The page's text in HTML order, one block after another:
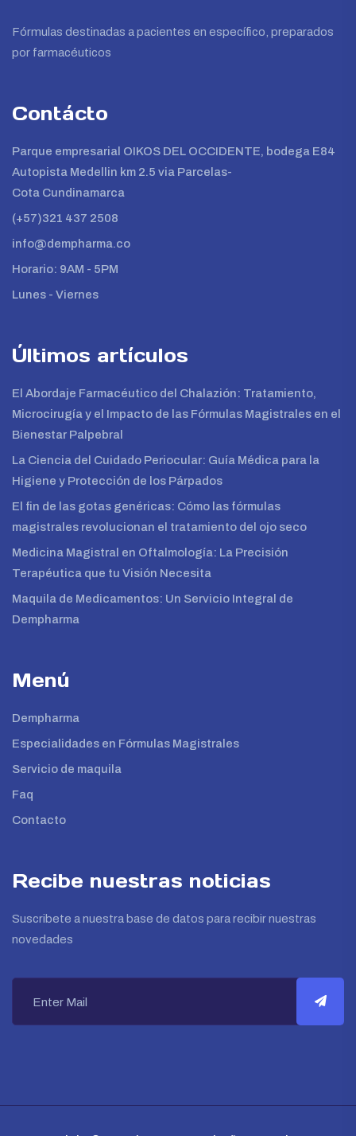
Fórmulas destinadas a pacientes en específico, preparados
por farmacéuticos
Contácto
Parque empresarial OIKOS DEL OCCIDENTE, bodega E84
Autopista Medellin km 2.5 via Parcelas-
Cota Cundinamarca
(+57)321 437 2508
info@dempharma.co
Horario: 9AM - 5PM
Lunes - Viernes
Últimos artículos
El Abordaje Farmacéutico del Chalazión: Tratamiento,
Microcirugía y el Impacto de las Fórmulas Magistrales en el
Bienestar Palpebral
La Ciencia del Cuidado Periocular: Guía Médica para la
Higiene y Protección de los Párpados
El fin de las gotas genéricas: Cómo las fórmulas
magistrales revolucionan el tratamiento del ojo seco
Medicina Magistral en Oftalmología: La Precisión
Terapéutica que tu Visión Necesita
Maquila de Medicamentos: Un Servicio Integral de
Dempharma
Menú
Dempharma
Especialidades en Fórmulas Magistrales
Servicio de maquila
Faq
Contacto
Recibe nuestras noticias
Suscribete a nuestra base de datos para recibir nuestras
novedades